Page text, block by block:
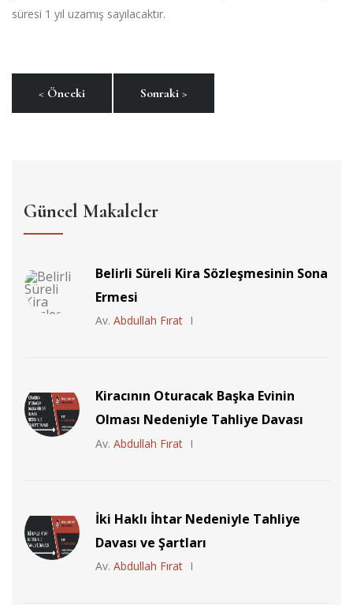
süresi 1 yıl uzamış sayılacaktır.
< Önceki Sonraki >
Güncel Makaleler
Belirli Süreli Kira Sözleşmesinin Sona
Ermesi
Av. Abdullah Fırat
Kiracının Oturacak Başka Evinin
Olması Nedeniyle Tahliye Davası
Av. Abdullah Fırat
İki Haklı İhtar Nedeniyle Tahliye
Davası ve Şartları
Av. Abdullah Fırat